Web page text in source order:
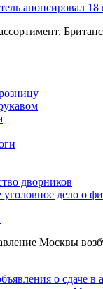
анонсировал
уголовное дело о
Москвы